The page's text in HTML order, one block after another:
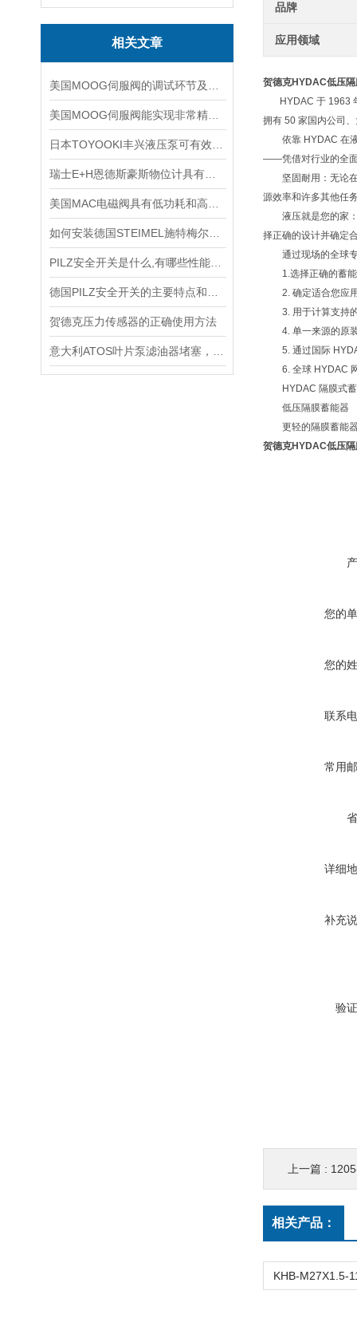
相关文章
贺德克压力传感器的正确使用方法
品牌
应用领域
贺德克HYDAC低压
HYDAC 于 1963 年
拥有 50 家国内公司
依靠 HYDAC 在液
——凭借对行业的全面
坚固耐用：无论在
源效率和许多其他任
液压就是您的家：
择正确的设计并确定
通过现场的全球专
1.选择正确的蓄能
2. 确定适合您应用
3. 用于计算支持的
4. 单一来源的原装
5. 通过国际
6. 全球 HYDAC 网
HYDAC 隔膜式蓄
低压隔膜蓄能器
更轻的隔膜蓄能器
贺德克HYDAC低压
您的
您的
联系
常用
详细
补充
验
上一篇 :
相关产品：